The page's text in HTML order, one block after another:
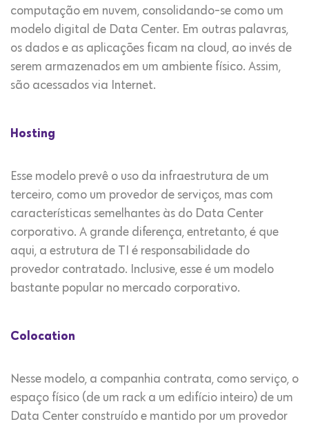
computação em nuvem, consolidando-se como um
modelo digital de Data Center. Em outras palavras,
os dados e as aplicações ficam na cloud, ao invés de
serem armazenados em um ambiente físico. Assim,
são acessados via Internet.
Hosting
Esse modelo prevê o uso da infraestrutura de um
terceiro, como um provedor de serviços, mas com
características semelhantes às do Data Center
corporativo. A grande diferença, entretanto, é que
aqui, a estrutura de TI é responsabilidade do
provedor contratado. Inclusive, esse é um modelo
bastante popular no mercado corporativo.
Colocation
Nesse modelo, a companhia contrata, como serviço, o
espaço físico (de um rack a um edifício inteiro) de um
Data Center construído e mantido por um provedor